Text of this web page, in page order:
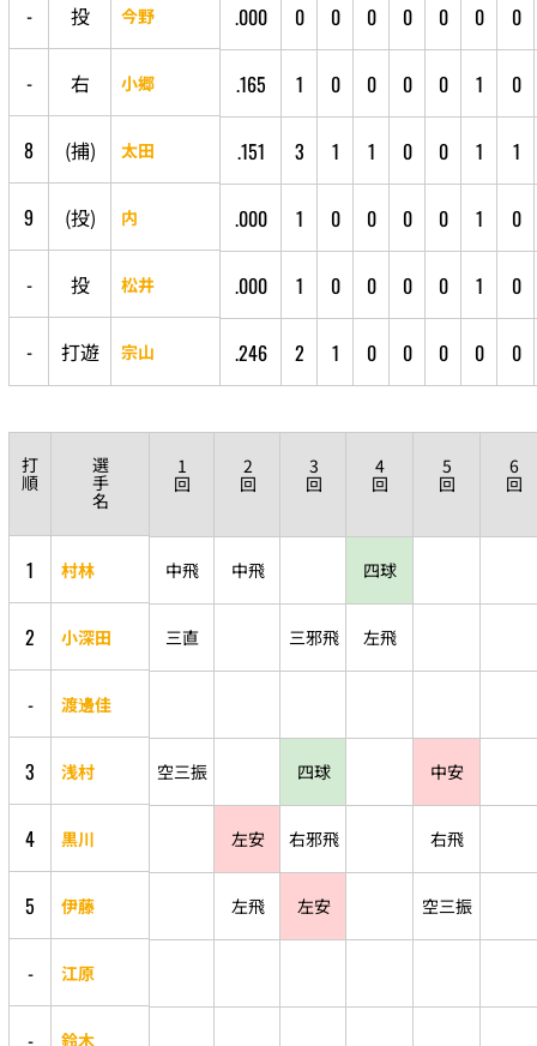
- 投 今野 .000 0 0 0 0 0 0 0
- 右 小郷 .165 1 0 0 0 0 1 0
8 (捕) 太田 .151 3 1 1 0 0 1 1
9 (投) 内 .000 1 0 0 0 0 1 0
- 投 松井 .000 1 0 0 0 0 1 0
- 打遊 宗山 .246 2 1 0 0 0 0 0
打
順
選
手
名
1
回
2
回
3
回
4
回
5
回
6
回
1 村林 中飛 中飛 四球
2 小深田 三直 三邪飛 左飛
- 渡邊佳
3 浅村 空三振 四球 中安
4 黒川 左安 右邪飛 右飛
5 伊藤 左飛 左安 空三振
- 江原
- 鈴木